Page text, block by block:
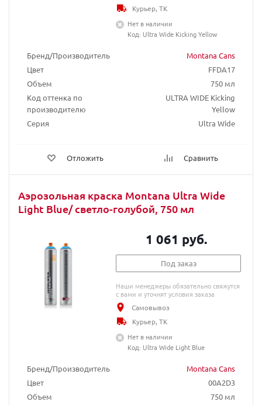
Бренд/Производитель
Montana Cans
Цвет
FFDA17
Объем
750 мл
Код оттенка по
производителю
ULTRA WIDE Kicking
Yellow
Серия
Ultra Wide
Отложить Сравнить
Курьер, ТК
Нет в наличии
Код: Ultra Wide Kicking Yellow
Аэрозольная краска Montana Ultra Wide
Light Blue/ светло-голубой, 750 мл
Бренд/Производитель
Montana Cans
Цвет
00A2D3
Объем
750 мл
1 061 руб.
Под заказ
Наши менеджеры обязательно свяжутся
с вами и уточнят условия заказа
Самовывоз
Курьер, ТК
Нет в наличии
Код: Ultra Wide Light Blue